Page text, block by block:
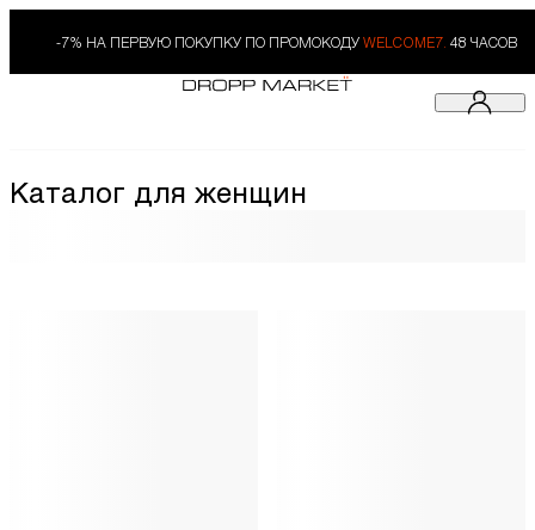
-7% НА ПЕРВУЮ ПОКУПКУ ПО ПРОМОКОДУ WELCOME7. 48 ЧАСОВ
Каталог для женщин